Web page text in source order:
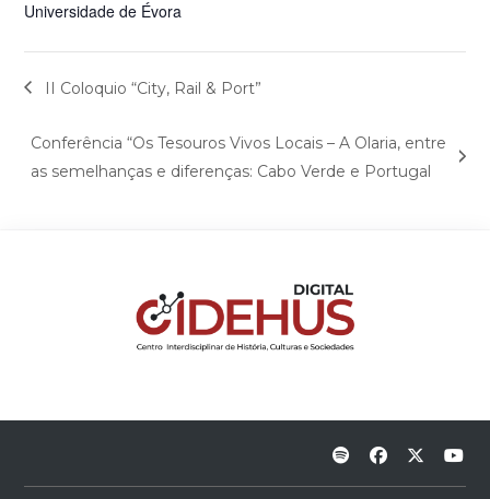
Universidade de Évora
II Coloquio “City, Rail & Port”
Conferência “Os Tesouros Vivos Locais – A Olaria, entre
as semelhanças e diferenças: Cabo Verde e Portugal